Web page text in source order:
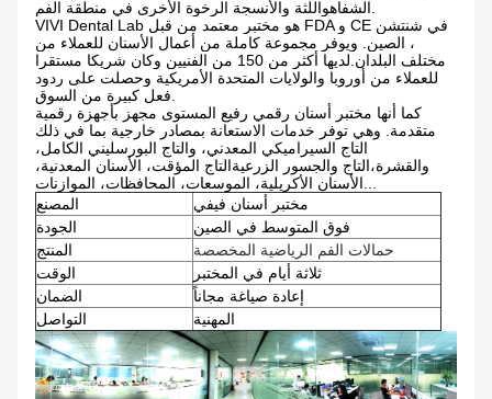
VIVI Dental Lab هو مختبر معتمد من قبل FDA و CE في شنتشن
، الصين. ويوفر مجموعة كاملة من أعمال الأسنان للعملاء من
مختلف البلدان.لديها أكثر من 150 من الفنيين وكان شريكا مستقرا
للعملاء من أوروبا والولايات المتحدة الأمريكية وحصلت على ردود
كما أنها مختبر أسنان رقمي رفيع المستوى مجهز بأجهزة رقمية
متقدمة. وهي توفر خدمات الاستعانة بمصادر خارجية بما في ذلك
التاج السيراميكي المعدني، والتاج البورسليني الكامل،
والقشرة،التاج والجسور الزرعيةالتاج المؤقت، الأسنان المعدنية،
المصنع
مختبر أسنان فيفي
الجودة
فوق المتوسط في الصين
المنتج
حمالات الفم الرياضية المخصصة
الوقت
ثلاثة أيام في المختبر
الضمان
إعادة صياغة مجاناً
التواصل
المهنية